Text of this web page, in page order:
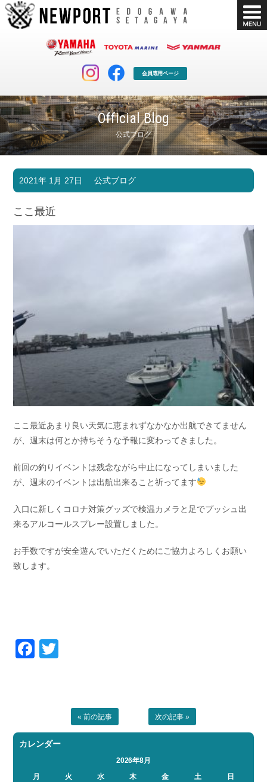
会員専用ページ
Official Blog
公式ブログ
マリンクラブ
マリンライフを堪能したい！
ボート販売
ボート免許
長年の実績と信頼！
Link
2021年 1月 27日 公式ブログ
ここ最近
ここ最近あまり良い天気に恵まれずなかなか出航できてません
が、週末は何とか持ちそうな予報に変わってきました。
前回の釣りイベントは残念ながら中止になってしまいました
が、週末のイベントは出航出来ること祈ってます
入口に新しくコロナ対策グッズで検温カメラと足でプッシュ出
来るアルコールスプレー設置しました。
お手数ですが安全遊んでいただくためにご協力よろしくお願い
致します。
Facebook
« 前の記事 次の記事 »
カレンダー
2026年8月
月
火 水 木 金 土
日